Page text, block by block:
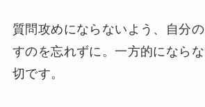
質問攻めにならないよう、自分
すのを忘れずに。一方的になら
切です。